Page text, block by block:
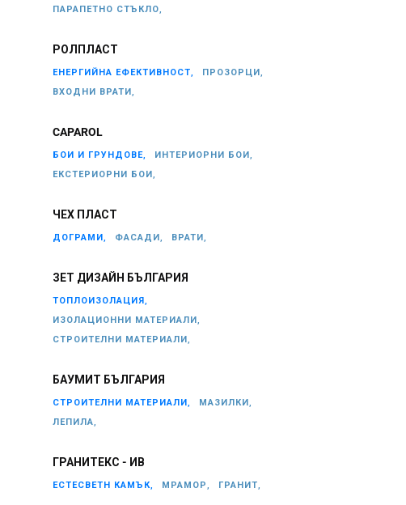
ПАРАПЕТНО СТЪКЛО,
РОЛПЛАСТ
ЕНЕРГИЙНА ЕФЕКТИВНОСТ,
ПРОЗОРЦИ,
ВХОДНИ ВРАТИ,
CAPAROL
БОИ И ГРУНДОВЕ,
ИНТЕРИОРНИ БОИ,
ЕКСТЕРИОРНИ БОИ,
ЧЕХ ПЛАСТ
ДОГРАМИ, ФАСАДИ, ВРАТИ,
ЗЕТ ДИЗАЙН БЪЛГАРИЯ
ТОПЛОИЗОЛАЦИЯ,
ИЗОЛАЦИОННИ МАТЕРИАЛИ,
СТРОИТЕЛНИ МАТЕРИАЛИ,
БАУМИТ БЪЛГАРИЯ
СТРОИТЕЛНИ МАТЕРИАЛИ,
МАЗИЛКИ,
ЛЕПИЛА,
ГРАНИТЕКС - ИВ
ЕСТЕСВЕТН КАМЪК, МРАМОР, ГРАНИТ,